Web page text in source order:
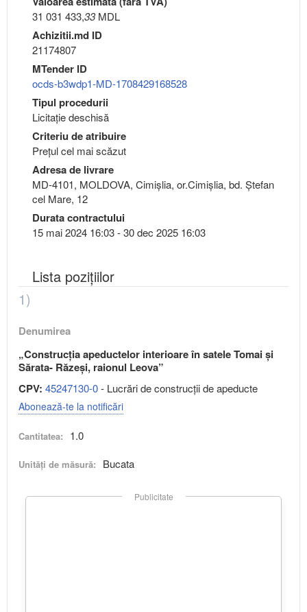
31 031 433,33MDL
Achizitii.md ID
21174807
MTender ID
ocds-b3wdp1-MD-1708429168528
Tipul procedurii
Licitație deschisă
Criteriu de atribuire
Preţul cel mai scăzut
Adresa de livrare
MD-4101, MOLDOVA, Cimişlia, or.Cimişlia, bd. Ștefan
cel Mare, 12
Durata contractului
15 mai 2024 16:03 - 30 dec 2025 16:03
Lista pozițiilor
1)
Denumirea
„Construcția apeductelor interioare în satele Tomai și
Sărata- Răzeși, raionul Leova”
CPV: 45247130-0- Lucrări de construcţii de apeducte
Abonează-te la notificări
Cantitatea: 1.0
Unități de măsură: Bucata
Publicitate